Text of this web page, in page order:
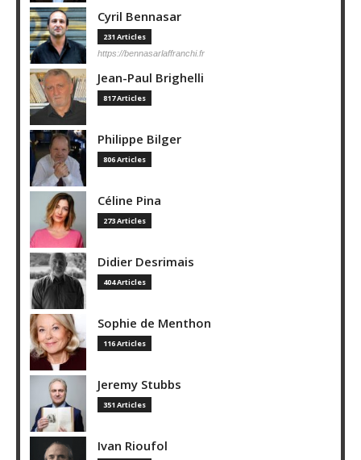
Cyril Bennasar
231 Articles
https://bennasarlaffranchi.fr
Jean-Paul Brighelli
817 Articles
Philippe Bilger
806 Articles
Céline Pina
273 Articles
Didier Desrimais
404 Articles
Sophie de Menthon
116 Articles
Jeremy Stubbs
351 Articles
Ivan Rioufol